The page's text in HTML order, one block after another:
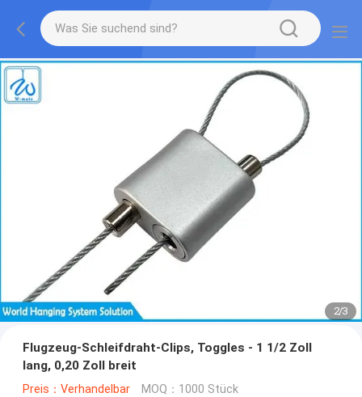
2/3
Flugzeug-Schleifdraht-Clips, Toggles - 1 1/2 Zoll
lang, 0,20 Zoll breit
Preis：Verhandelbar MOQ：1000 Stück